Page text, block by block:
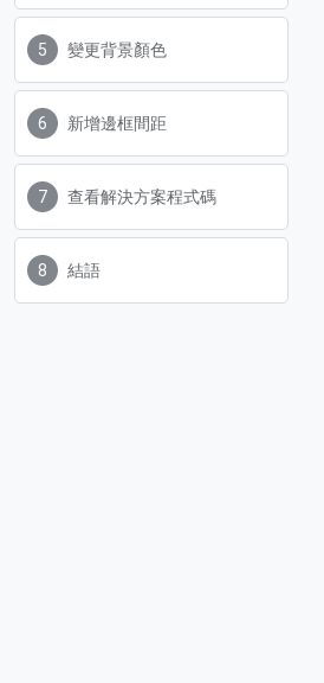
變更背景顏色
新增邊框間距
查看解決方案程式碼
結語